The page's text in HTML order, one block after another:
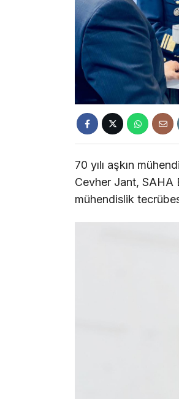
70 yılı aşkın
Cevher Jant, SAHA
mühendislik